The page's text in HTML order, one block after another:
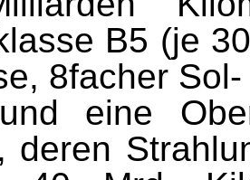
B5 (je
8facher Sol-
eine
deren